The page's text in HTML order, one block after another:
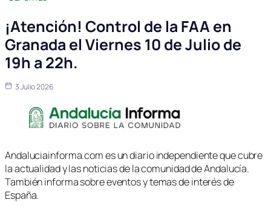
¡Atención! Control de la FAA en
Granada el Viernes 10 de Julio de
19h a 22h.
3 Julio 2026
Andaluciainforma.com es un diario independiente que cubre
la actualidad y las noticias de la comunidad de Andalucía.
También informa sobre eventos y temas de interés de
España.